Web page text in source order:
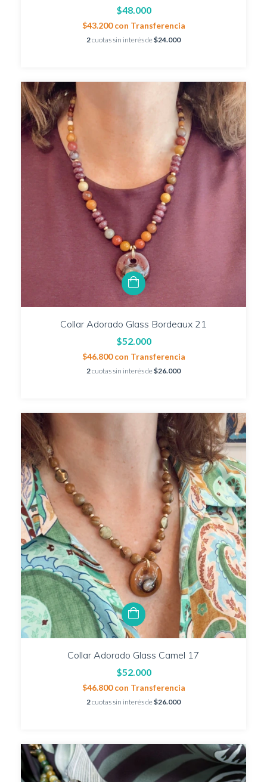
$48.000
$43.200con Transferencia
2cuotas sin interés de$24.000
Collar Adorado Glass Bordeaux 21
$52.000
$46.800con Transferencia
2cuotas sin interés de$26.000
Collar Adorado Glass Camel 17
$52.000
$46.800con Transferencia
2cuotas sin interés de$26.000